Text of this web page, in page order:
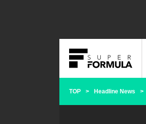
TOP Headline News